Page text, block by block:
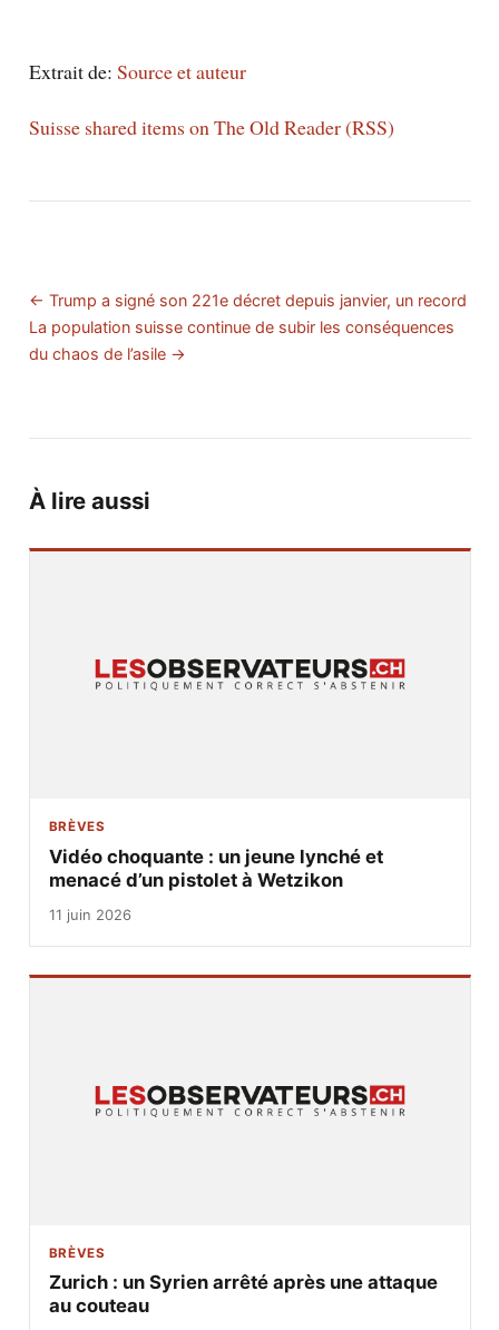
Extrait de: Source et auteur
Suisse shared items on The Old Reader (RSS)
← Trump a signé son 221e décret depuis janvier, un record
La population suisse continue de subir les conséquences
du chaos de l’asile →
À lire aussi
BRÈVES
Vidéo choquante : un jeune lynché et
menacé d’un pistolet à Wetzikon
11 juin 2026
BRÈVES
Zurich : un Syrien arrêté après une attaque
au couteau